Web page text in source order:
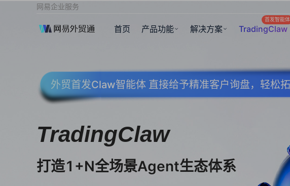
网易企业服务
首页 产品功能 解决方案 TradingClaw
首发智能体
外贸首发Claw智能体 直接给予精准客户询盘，轻松
TradingClaw
打造1+N全场景Agent生态体系